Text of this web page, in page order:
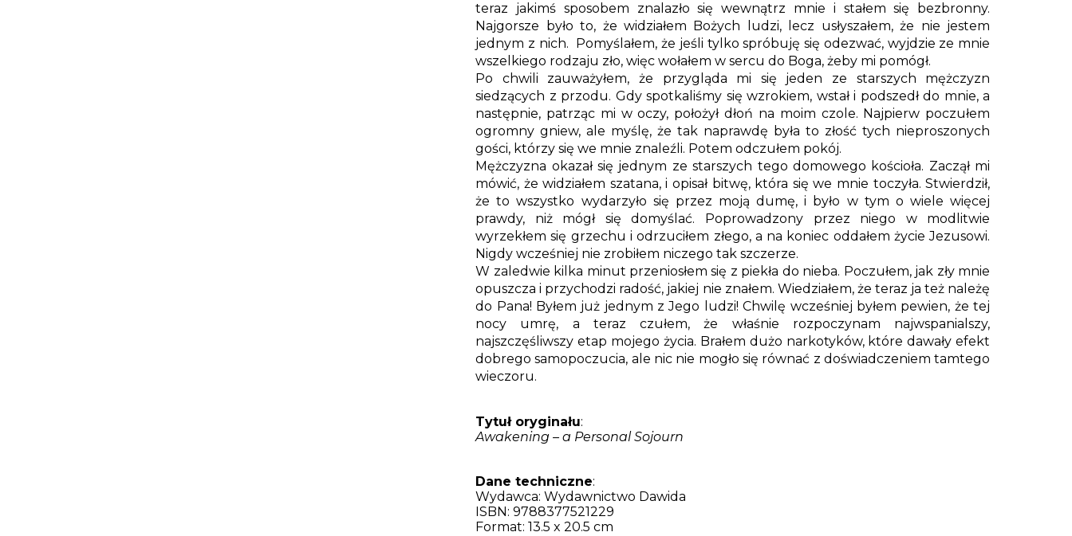
teraz jakimś sposobem znalazło się wewnątrz mnie i stałem się bezbronny.
Najgorsze było to, że widziałem Bożych ludzi, lecz usłyszałem, że nie jestem
jednym z nich. Pomyślałem, że jeśli tylko spróbuję się odezwać, wyjdzie ze mnie
wszelkiego rodzaju zło, więc wołałem w sercu do Boga, żeby mi pomógł.
Po chwili zauważyłem, że przygląda mi się jeden ze starszych mężczyzn
siedzących z przodu. Gdy spotkaliśmy się wzrokiem, wstał i podszedł do mnie, a
następnie, patrząc mi w oczy, położył dłoń na moim czole. Najpierw poczułem
ogromny gniew, ale myślę, że tak naprawdę była to złość tych nieproszonych
gości, którzy się we mnie znaleźli. Potem odczułem pokój.
Mężczyzna okazał się jednym ze starszych tego domowego kościoła. Zaczął mi
mówić, że widziałem szatana, i opisał bitwę, która się we mnie toczyła. Stwierdził,
że to wszystko wydarzyło się przez moją dumę, i było w tym o wiele więcej
prawdy, niż mógł się domyślać. Poprowadzony przez niego w modlitwie
wyrzekłem się grzechu i odrzuciłem złego, a na koniec oddałem życie Jezusowi.
Nigdy wcześniej nie zrobiłem niczego tak szczerze.
W zaledwie kilka minut przeniosłem się z piekła do nieba. Poczułem, jak zły mnie
opuszcza i przychodzi radość, jakiej nie znałem. Wiedziałem, że teraz ja też należę
do Pana! Byłem już jednym z Jego ludzi! Chwilę wcześniej byłem pewien, że tej
nocy umrę, a teraz czułem, że właśnie rozpoczynam najwspanialszy,
najszczęśliwszy etap mojego życia. Brałem dużo narkotyków, które dawały efekt
dobrego samopoczucia, ale nic nie mogło się równać z doświadczeniem tamtego
wieczoru.
Tytuł oryginału:
Awakening – a Personal Sojourn
Dane techniczne:
Wydawca:Wydawnictwo Dawida
ISBN:9788377521229
Format:13.5 x 20.5 cm